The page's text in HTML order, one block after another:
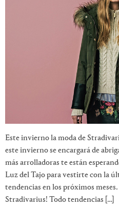
Este invierno la moda de
este invierno se encargará de
más arrolladoras te están
Luz del Tajo para vestirte con la
tendencias en los próximos meses.
Stradivarius! Todo tendencias […]